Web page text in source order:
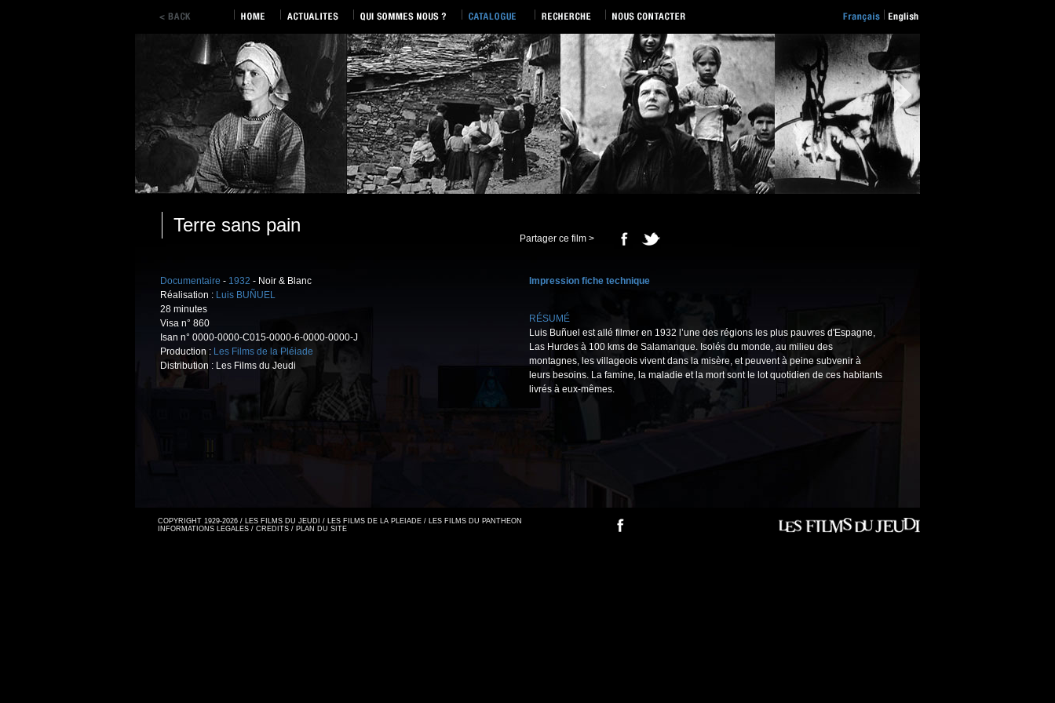
Terre sans pain
Partager ce film >
Documentaire - 1932 - Noir & Blanc
Réalisation : Luis BUÑUEL
28 minutes
Visa n° 860
Isan n° 0000-0000-C015-0000-6-0000-0000-J
Production : Les Films de la Pléiade
Distribution : Les Films du Jeudi
Impression fiche technique
RÉSUMÉ
Luis Buñuel est allé filmer en 1932 l’une des régions les plus pauvres d'Espagne,
Las Hurdes à 100 kms de Salamanque. Isolés du monde, au milieu des
montagnes, les villageois vivent dans la misère, et peuvent à peine subvenir à
leurs besoins. La famine, la maladie et la mort sont le lot quotidien de ces habitants
livrés à eux-mêmes.
COPYRIGHT 1929-2026 / LES FILMS DU JEUDI / LES FILMS DE LA PLEIADE / LES FILMS DU PANTHEON
INFORMATIONS LEGALES / CREDITS / PLAN DU SITE